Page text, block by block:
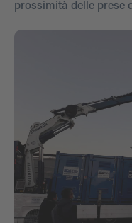
prossimità delle prese